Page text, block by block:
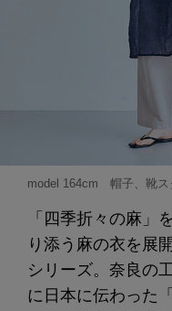
model 164cm 帽子、靴ス
「四季折々の麻」
り添う麻の衣を展
シリーズ。奈良の
に日本に伝わった